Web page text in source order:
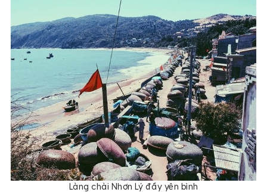
Làng chài Nhơn Lý đầy yên bình